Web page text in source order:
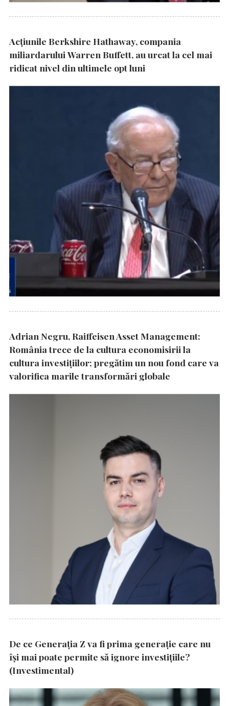
Acțiunile Berkshire Hathaway, compania
miliardarului Warren Buffett, au urcat la cel mai
ridicat nivel din ultimele opt luni
Adrian Negru, Raiffeisen Asset Management:
România trece de la cultura economisirii la
cultura investițiilor; pregătim un nou fond care va
valorifica marile transformări globale
De ce Generația Z va fi prima generație care nu
își mai poate permite să ignore investițiile?
(Investimental)